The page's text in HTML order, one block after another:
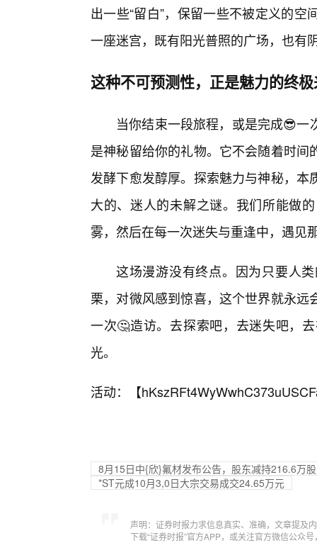
出一些“留白”，保留一些不被定义的
一座迷宫，既有阳光普照的广场，也有
这种不可预测性，正是魅力的终
当你结束一段旅程，或是完成😎
是神秘留给你的礼物。它不会随着时
发酵下愈发醇厚。探索魅力与神秘，
大的、迷人的未解之谜。我们所能做
雾，然后在每一次迷失与重逢中，遇见
这场漫游没有终点。因为只要人
栗，对微风感到惊喜，这个世界就永
一次🤔造访。去探索吧，去迷失吧，
光。
活动：【
8月15日中{欣}氟材发布公告，股东减持216.6万股
*ST元成10月3,0日大宗交易成交24.65万元
声明：证券时报力求信息真实、准确，文章提及
下载“证券时报”官方APP，或关注官方微信公众